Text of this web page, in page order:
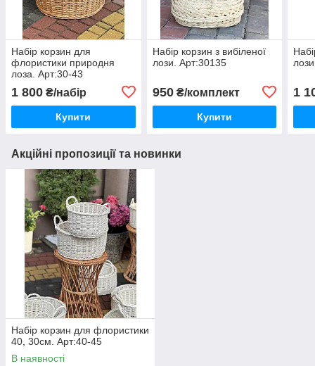
Набір корзин для
флористики природня
лоза. Арт:30-43
1 800 ₴/набір
Купити
Набір корзин з вибіленої
лози. Арт:30135
950₴/комплект
Купити
1
Акційні пропозиції та новинки
Набір корзин для флористики
40, 30см. Арт:40-45
В наявності